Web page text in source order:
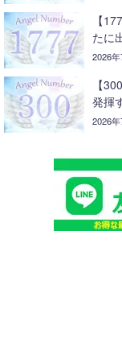
【
たに
2026
【
発揮
2026